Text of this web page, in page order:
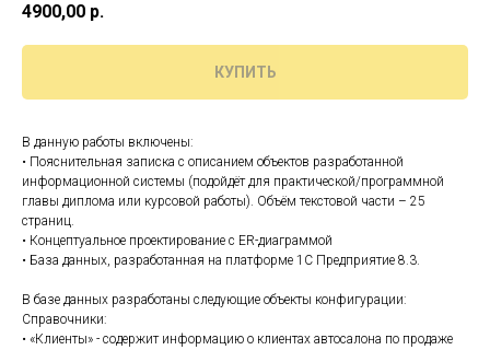
4900,00 р.
КУПИТЬ
В данную работы включены:
• Пояснительная записка с описанием объектов разработанной
информационной системы (подойдёт для практической/программной
главы диплома или курсовой работы). Объём текстовой части – 25
страниц.
• Концептуальное проектирование с ER-диаграммой
• База данных, разработанная на платформе 1С Предприятие 8.3.
В базе данных разработаны следующие объекты конфигурации:
Справочники:
• «Клиенты» - содержит информацию о клиентах автосалона по продаже